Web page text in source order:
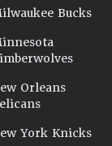
Bucks
Orleans
York Knicks